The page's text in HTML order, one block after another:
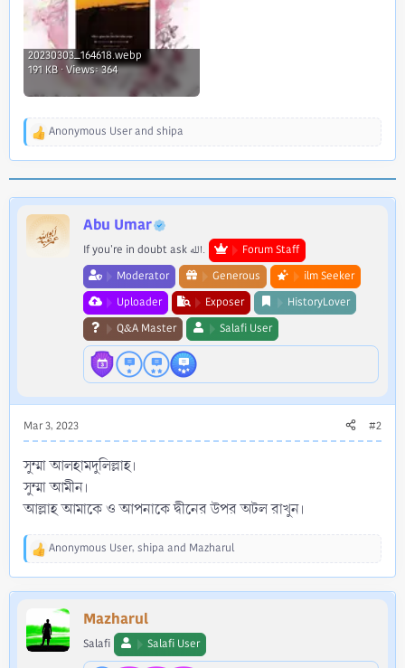
20230303_164618.webp
191 KB · Views: 364
R
t
i
o
Anonymous Userand shipa
Abu Umar
If you're in doubt ask الله.
Forum Staff
Moderator
Generous
ilm Seeker
Uploader
Exposer
HistoryLover
Q&A Master
Salafi User
Mar 3, 2023 #2
সুম্মা আলহামদুলিল্লাহ।
সুম্মা আমীন।
আল্লাহ আমাকে ও আপনাকে দ্বীনের উপর অটল রাখুন।
R
a
i
o
Anonymous User, shipa and Mazharul
Mazharul
Salafi Salafi User